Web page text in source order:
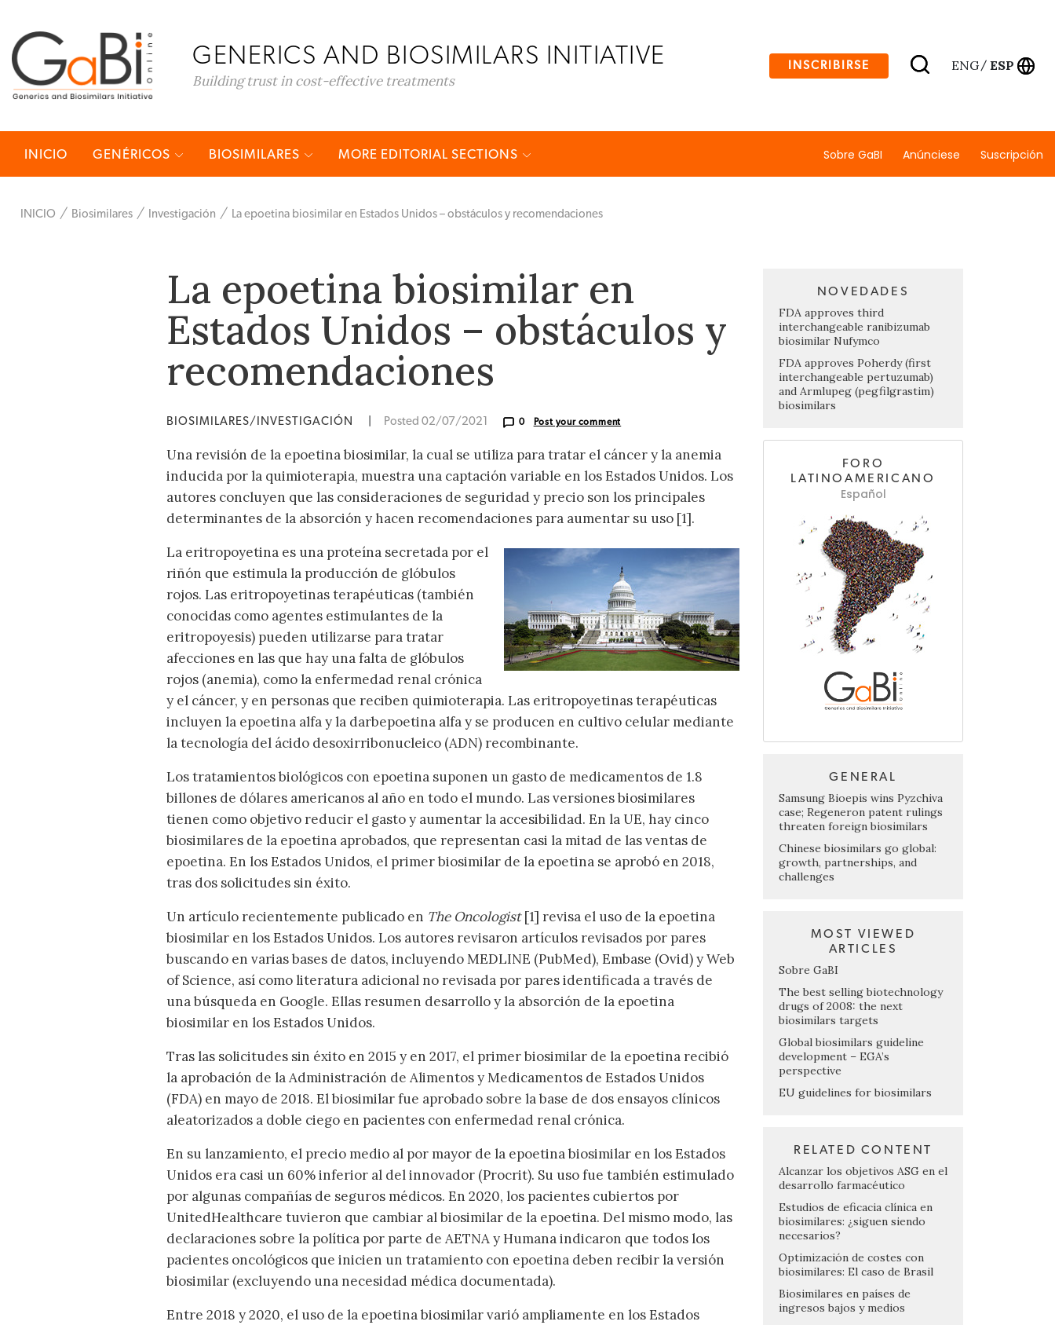
GENERICS AND BIOSIMILARS INITIATIVE
Building trust in cost-effective treatments
INSCRIBIRSE ENG/ ESP
INICIO GENÉRICOS BIOSIMILARES MORE EDITORIAL SECTIONS Sobre GaBI Anúnciese Suscripción
INICIO Biosimilares Investigación La epoetina biosimilar en Estados Unidos – obstáculos y recomendaciones
La epoetina biosimilar en
Estados Unidos – obstáculos y
recomendaciones
BIOSIMILARES/INVESTIGACIÓN Posted 02/07/2021 0 Post your comment
Una revisión de la epoetina biosimilar, la cual se utiliza para tratar el cáncer y la anemia
inducida por la quimioterapia, muestra una captación variable en los Estados Unidos. Los
autores concluyen que las consideraciones de seguridad y precio son los principales
determinantes de la absorción y hacen recomendaciones para aumentar su uso [1].
La eritropoyetina es una proteína secretada por el
riñón que estimula la producción de glóbulos
rojos. Las eritropoyetinas terapéuticas (también
conocidas como agentes estimulantes de la
eritropoyesis) pueden utilizarse para tratar
afecciones en las que hay una falta de glóbulos
rojos (anemia), como la enfermedad renal crónica
y el cáncer, y en personas que reciben quimioterapia. Las eritropoyetinas terapéuticas
incluyen la epoetina alfa y la darbepoetina alfa y se producen en cultivo celular mediante
la tecnología del ácido desoxirribonucleico (ADN) recombinante.
Los tratamientos biológicos con epoetina suponen un gasto de medicamentos de 1.8
billones de dólares americanos al año en todo el mundo. Las versiones biosimilares
tienen como objetivo reducir el gasto y aumentar la accesibilidad. En la UE, hay cinco
biosimilares de la epoetina aprobados, que representan casi la mitad de las ventas de
epoetina. En los Estados Unidos, el primer biosimilar de la epoetina se aprobó en 2018,
tras dos solicitudes sin éxito.
Un artículo recientemente publicado en The Oncologist[1] revisa el uso de la epoetina
biosimilar en los Estados Unidos. Los autores revisaron artículos revisados por pares
buscando en varias bases de datos, incluyendo MEDLINE (PubMed), Embase (Ovid) y Web
of Science, así como literatura adicional no revisada por pares identificada a través de
una búsqueda en Google. Ellas resumen desarrollo y la absorción de la epoetina
biosimilar en los Estados Unidos.
Tras las solicitudes sin éxito en 2015 y en 2017, el primer biosimilar de la epoetina recibió
la aprobación de la Administración de Alimentos y Medicamentos de Estados Unidos
(FDA) en mayo de 2018. El biosimilar fue aprobado sobre la base de dos ensayos clínicos
aleatorizados a doble ciego en pacientes con enfermedad renal crónica.
En su lanzamiento, el precio medio al por mayor de la epoetina biosimilar en los Estados
Unidos era casi un 60% inferior al del innovador (Procrit). Su uso fue también estimulado
por algunas compañías de seguros médicos. En 2020, los pacientes cubiertos por
UnitedHealthcare tuvieron que cambiar al biosimilar de la epoetina. Del mismo modo, las
declaraciones sobre la política por parte de AETNA y Humana indicaron que todos los
pacientes oncológicos que inicien un tratamiento con epoetina deben recibir la versión
biosimilar (excluyendo una necesidad médica documentada).
Entre 2018 y 2020, el uso de la epoetina biosimilar varió ampliamente en los Estados
NOVEDADES
FDA approves third
interchangeable ranibizumab
biosimilar Nufymco
FDA approves Poherdy (first
interchangeable pertuzumab)
and Armlupeg (pegfilgrastim)
biosimilars
FORO
LATINOAMERICANO
Español
GENERAL
Samsung Bioepis wins Pyzchiva
case; Regeneron patent rulings
threaten foreign biosimilars
Chinese biosimilars go global:
growth, partnerships, and
challenges
MOST VIEWED
ARTICLES
Sobre GaBI
The best selling biotechnology
drugs of 2008: the next
biosimilars targets
Global biosimilars guideline
development – EGA’s
perspective
EU guidelines for biosimilars
RELATED CONTENT
Alcanzar los objetivos ASG en el
desarrollo farmacéutico
Estudios de eficacia clínica en
biosimilares: ¿siguen siendo
necesarios?
Optimización de costes con
biosimilares: El caso de Brasil
Biosimilares en países de
ingresos bajos y medios